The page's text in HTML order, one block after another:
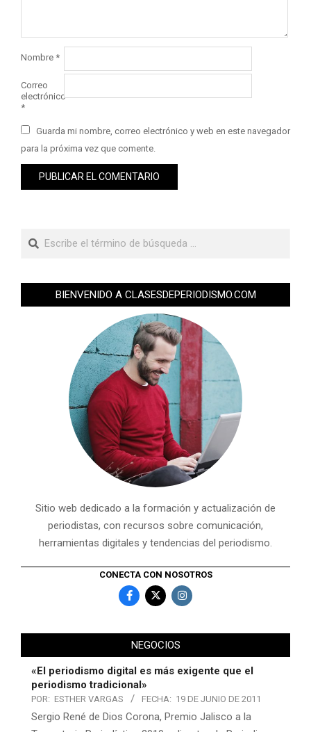
Nombre *
Correo
electrónico
*
Guarda mi nombre, correo electrónico y web en este navegador
para la próxima vez que comente.
BIENVENIDO A CLASESDEPERIODISMO.COM
Sitio web dedicado a la formación y actualización de
periodistas, con recursos sobre comunicación,
herramientas digitales y tendencias del periodismo.
CONECTA CON NOSOTROS
NEGOCIOS
«El periodismo digital es más exigente que el
periodismo tradicional»
POR: ESTHER VARGAS FECHA: 19 DE JUNIO DE 2011
Sergio René de Dios Corona, Premio Jalisco a la